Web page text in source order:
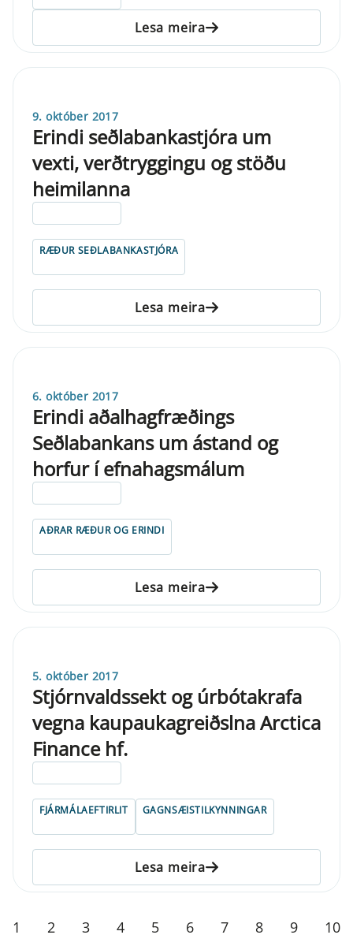
Lesa meira
9. október 2017
Erindi seðlabankastjóra um
vexti, verðtryggingu og stöðu
heimilanna
RÆÐUR SEÐLABANKASTJÓRA
Lesa meira
6. október 2017
Erindi aðalhagfræðings
Seðlabankans um ástand og
horfur í efnahagsmálum
AÐRAR RÆÐUR OG ERINDI
Lesa meira
5. október 2017
Stjórnvaldssekt og úrbótakrafa
vegna kaupaukagreiðslna Arctica
Finance hf.
FJÁRMÁLAEFTIRLIT GAGNSÆISTILKYNNINGAR
Lesa meira
1 2 3 4 5 6 7 8 9 10